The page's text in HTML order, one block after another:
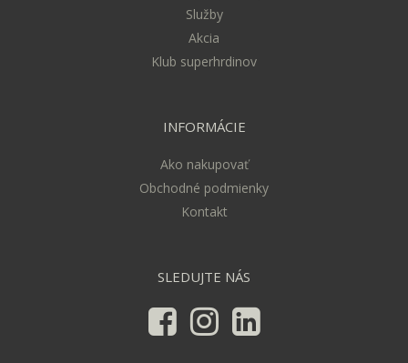
Služby
Akcia
Klub superhrdinov
INFORMÁCIE
Ako nakupovať
Obchodné podmienky
Kontakt
SLEDUJTE NÁS